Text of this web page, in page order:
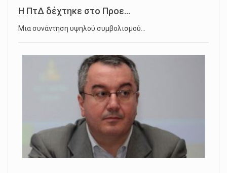
Η ΠτΔ δέχτηκε στο Προε...
Μια συνάντηση υψηλού συμβολισμού…